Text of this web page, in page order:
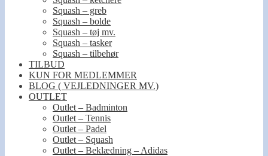
Squash – greb
Squash – bolde
Squash – tøj mv.
Squash – tasker
Squash – tilbehør
TILBUD
KUN FOR MEDLEMMER
BLOG ( VEJLEDNINGER MV.)
OUTLET
Outlet – Badminton
Outlet – Tennis
Outlet – Padel
Outlet – Squash
Outlet – Beklædning – Adidas